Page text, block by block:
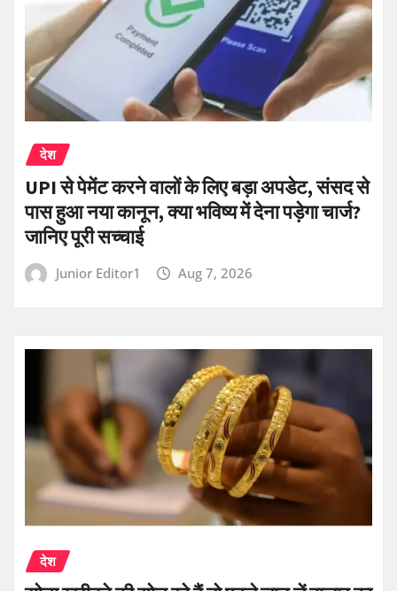
देश
UPI से पेमेंट करने वालों के लिए बड़ा अपडेट, संसद से
पास हुआ नया कानून, क्या भविष्य में देना पड़ेगा चार्ज?
जानिए पूरी सच्चाई
Junior Editor1 Aug 7, 2026
देश